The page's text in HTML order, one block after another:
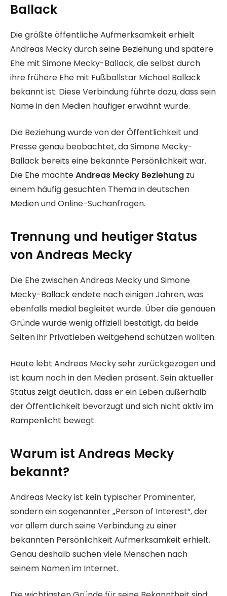
Ballack
Die größte öffentliche Aufmerksamkeit erhielt
Andreas Mecky durch seine Beziehung und spätere
Ehe mit Simone Mecky-Ballack, die selbst durch
ihre frühere Ehe mit Fußballstar Michael Ballack
bekannt ist. Diese Verbindung führte dazu, dass sein
Name in den Medien häufiger erwähnt wurde.
Die Beziehung wurde von der Öffentlichkeit und
Presse genau beobachtet, da Simone Mecky-
Ballack bereits eine bekannte Persönlichkeit war.
Die Ehe machteAndreas Mecky Beziehung zu
einem häufig gesuchten Thema in deutschen
Medien und Online-Suchanfragen.
Trennung und heutiger Status
von Andreas Mecky
Die Ehe zwischen Andreas Mecky und Simone
Mecky-Ballack endete nach einigen Jahren, was
ebenfalls medial begleitet wurde. Über die genauen
Gründe wurde wenig offiziell bestätigt, da beide
Seiten ihr Privatleben weitgehend schützen wollten.
Heute lebt Andreas Mecky sehr zurückgezogen und
ist kaum noch in den Medien präsent. Sein aktueller
Status zeigt deutlich, dass er ein Leben außerhalb
der Öffentlichkeit bevorzugt und sich nicht aktiv im
Rampenlicht bewegt.
Warum ist Andreas Mecky
bekannt?
Andreas Mecky ist kein typischer Prominenter,
sondern ein sogenannter „Person of Interest“, der
vor allem durch seine Verbindung zu einer
bekannten Persönlichkeit Aufmerksamkeit erhielt.
Genau deshalb suchen viele Menschen nach
seinem Namen im Internet.